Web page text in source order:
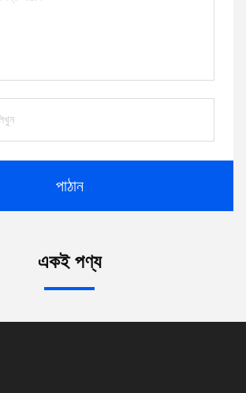
পাঠান
একই পণ্য